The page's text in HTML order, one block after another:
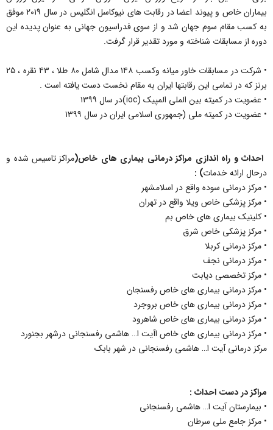
بیماران خاص و پیوند اعضا در رقابت های نیوکاسل انگلیس در سال ۲۰۱۹ موفق
به کسب مقام سوم جهان شد و از سوی فدراسیون جهانی به عنوان پدیده این
دوره از مسابقات شناخته و مورد تقدیر قرار گرفت.
• شرکت در مسابقات خاور میانه وکسب ۱۴۸ مدال شامل ۸۰ طلا ، ۴۳ نقره ، ۲۵
برنز که در تمامی این رقابتها ایران به مقام نخست دست یافته است .
• عضویت در کمیته بین الملی المپیک (ioc)در سال ۱۳۹۹
• عضویت در کمیته ملی (جمهوری اسلامی ایران در سال ۱۳۹۹
احداث و راه اندازی مراکز درمانی بیماری های خاص(مراکز تاسیس شده و
درحال ارائه خدمات) :
• مرکز درمانی سوده واقع در اسلامشهر
• مرکز پزشکی خاص ویلا واقع در تهران
• کلینیک بیماری های خاص بم
• مرکز پزشکی خاص شرق
• مرکز درمانی کربلا
• مرکز درمانی نجف
• مرکز تخصصی دیابت
• مرکز درمانی بیماری های خاص رفسنجان
• مرکز درمانی بیماری های خاص بروجرد
• مرکز درمانی بیماری های خاص شاهرود
• مرکز درمانی بیماری های خاص اآیت ا… هاشمی رفسنجانی درشهر بجنورد
مرکز درمانی آیت ا… هاشمی رفسنجانی در شهر بابک
مراکز در دست احداث :
• بیمارستان آیت ا… هاشمی رفسنجانی
• مرکز جامع ملی سرطان